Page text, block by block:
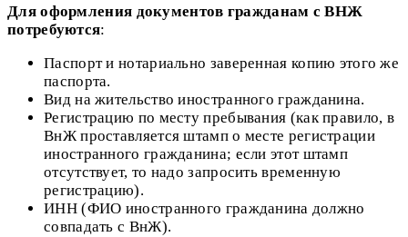
Для оформления документов гражданам с ВНЖ
потребуются:
Паспорт и нотариально заверенная копию этого же
паспорта.
Вид на жительство иностранного гражданина.
Регистрацию по месту пребывания (как правило, в
ВнЖ проставляется штамп о месте регистрации
иностранного гражданина; если этот штамп
отсутствует, то надо запросить временную
регистрацию).
ИНН (ФИО иностранного гражданина должно
совпадать с ВнЖ).